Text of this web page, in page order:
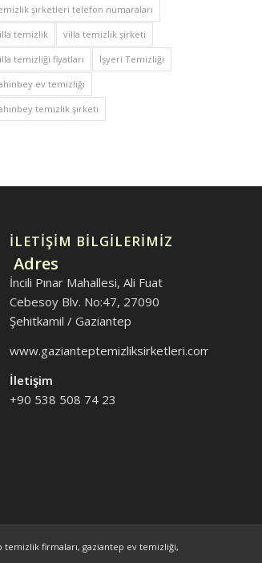
şirketleri telefon numaraları
temizlik villa temizlik şirketi
temizliği fiyatları İşyeri Temizliği
ev temizliği
temizlik şirketi
İLETİŞİM BİLGİLERİMİZ
Adres
İncili Pınar Mahallesi, Ali Fuat
Cebesoy Blv. No:47, 27090
Şehitkamil / Gaziantep
www.gazianteptemizliksirketleri.com
İletişim
+90 538 508 74 23
firmaları, gaziantep ev temizliği,